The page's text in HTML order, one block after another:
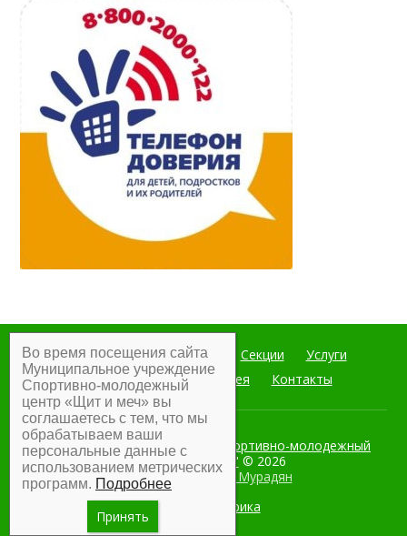
Главная Мероприятия Секции
Услуги
Документы
Фотогалерея Контакты
Муниципальное учреждение Спортивно-молодежный
центр "Щит и меч" © 2026
Разработка:Армен Мурадян
Во время посещения сайта
Муниципальное учреждение
Спортивно-молодежный
центр «Щит и меч» вы
соглашаетесь с тем, что мы
обрабатываем ваши
персональные данные с
использованием метрических
программ. Подробнее